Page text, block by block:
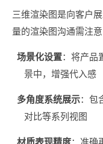
三维渲染图是向客户
量的渲染图沟通需注意
场景化设置：将产品
景中，增强代入感
多角度系统展示：包
对比等系列视图